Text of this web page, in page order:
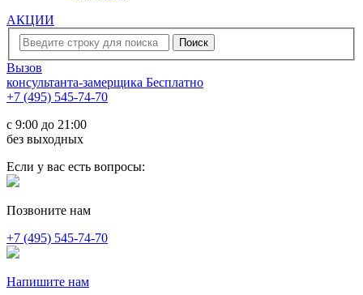
АКЦИИ
Вызов
консультанта-замерщика Бесплатно
+7 (495) 545-74-70
c 9:00 до 21:00
без выходных
Если у вас есть вопросы:
Позвоните нам
+7 (495) 545-74-70
Напишите нам